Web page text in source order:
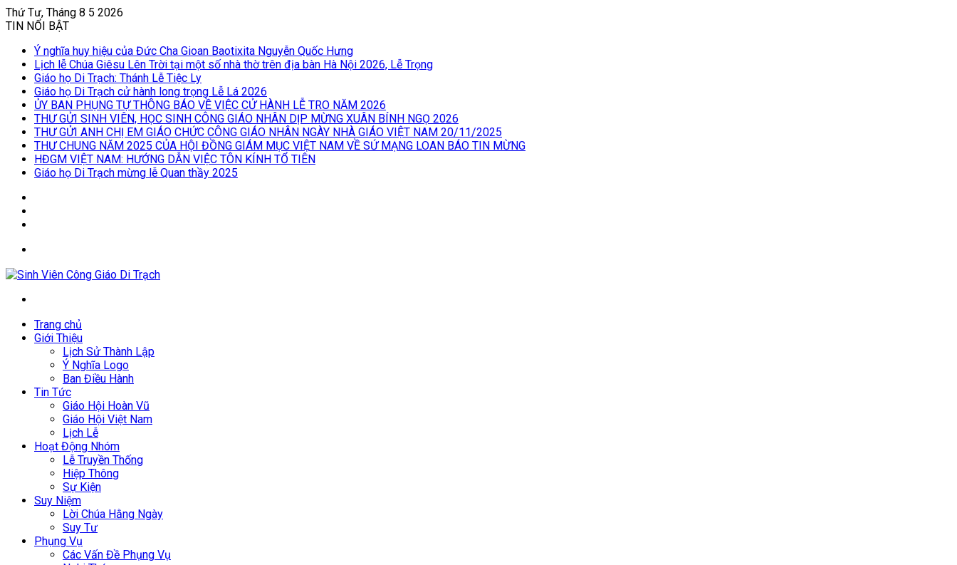
Thứ Tư, Tháng 8 5 2026
TIN NỔI BẬT
Ý nghĩa huy hiệu của Đức Cha Gioan Baotixita Nguyễn Quốc Hưng
Lịch lễ Chúa Giêsu Lên Trời tại một số nhà thờ trên địa bàn Hà Nội 2026, Lễ Trọng
Giáo họ Di Trạch: Thánh Lễ Tiệc Ly
Giáo họ Di Trạch cử hành long trọng Lễ Lá 2026
ỦY BAN PHỤNG TỰ THÔNG BÁO VỀ VIỆC CỬ HÀNH LỄ TRO NĂM 2026
THƯ GỬI SINH VIÊN, HỌC SINH CÔNG GIÁO NHÂN DỊP MỪNG XUÂN BÍNH NGỌ 2026
THƯ GỬI ANH CHỊ EM GIÁO CHỨC CÔNG GIÁO NHÂN NGÀY NHÀ GIÁO VIỆT NAM 20/11/2025
THƯ CHUNG NĂM 2025 CỦA HỘI ĐỒNG GIÁM MỤC VIỆT NAM VỀ SỨ MẠNG LOAN BÁO TIN MỪNG
HĐGM VIỆT NAM: HƯỚNG DẪN VIỆC TÔN KÍNH TỔ TIÊN
Giáo họ Di Trạch mừng lễ Quan thầy 2025
Trang chủ
Giới Thiệu
Lịch Sử Thành Lập
Ý Nghĩa Logo
Ban Điều Hành
Tin Tức
Giáo Hội Hoàn Vũ
Giáo Hội Việt Nam
Lịch Lễ
Hoạt Động Nhóm
Lễ Truyền Thống
Hiệp Thông
Sự Kiện
Suy Niệm
Lời Chúa Hằng Ngày
Suy Tư
Phụng Vụ
Các Vấn Đề Phụng Vụ